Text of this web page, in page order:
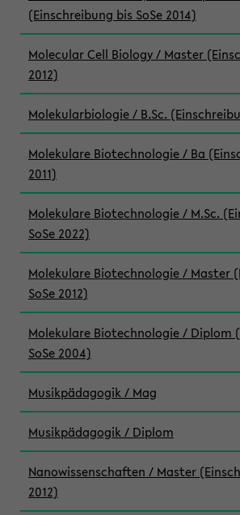
(Einschreibung bis SoSe 2014)
Molecular Cell Biology / Master
2012)
Molekularbiologie / B.Sc.
Molekulare Biotechnologie / Ba
2011)
Molekulare Biotechnologie / M.Sc.
SoSe 2022)
Molekulare Biotechnologie / Master
SoSe 2012)
Molekulare Biotechnologie / Diplom
SoSe 2004)
Musikpädagogik / Mag
Musikpädagogik / Diplom
Nanowissenschaften / Master
2012)